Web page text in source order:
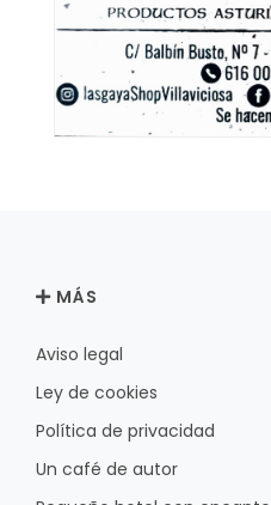
MÁS
Aviso legal
Ley de cookies
Política de privacidad
Un café de autor